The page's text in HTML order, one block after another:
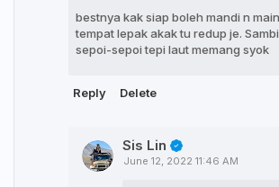
bestnya kak siap boleh mandi n
tempat lepak akak tu redup je.
sepoi-sepoi tepi laut memang syok
Reply Delete
Sis Lin
June 12, 2022 11:46 AM